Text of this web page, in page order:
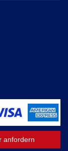
anfordern